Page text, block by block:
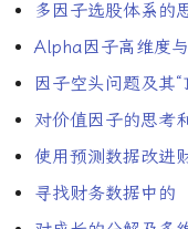
多因子选股体系的
Alpha因子高维度
因子空头问题及其“
对价值因子的思考
使用预测数据改进
寻找财务数据中的